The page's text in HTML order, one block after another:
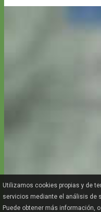
Utilizamos cookies propias y de
servicios mediante el análisis de
Puede obtener más información,